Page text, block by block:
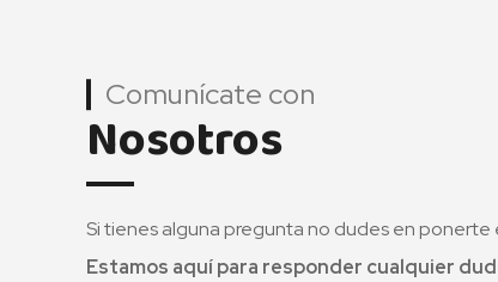
Comunícate con
Nosotros
Si tienes alguna pregunta no dudes en
Estamos aquí para responder cualquier